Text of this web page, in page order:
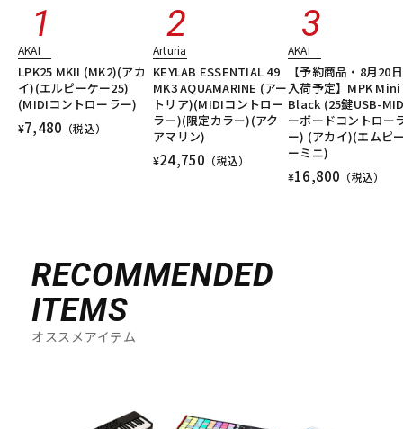
AKAI
LPK25 MKII (MK2)(アカ
イ)(エルピーケー25)
(MIDIコントローラー)
¥7,480 （税込）
Arturia
KEYLAB ESSENTIAL 49
MK3 AQUAMARINE (アー
トリア)(MIDIコントロー
ラー)(限定カラー)(アク
アマリン)
¥24,750 （税込）
AKAI
【予約商品・8月20
入荷予定】MPK Mini
Black (25鍵USB-
ーボードコントロー
ー) (アカイ)(エムピ
ーミニ)
¥16,800 （税込）
RECOMMENDED
ITEMS
オススメアイテム